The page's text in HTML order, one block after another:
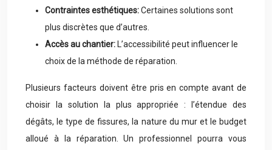
Contraintes esthétiques:Certaines solutions sont
plus discrètes que d’autres.
Accès au chantier: L’accessibilité peut influencer le
choix de la méthode de réparation.
Plusieurs facteurs doivent être pris en compte avant de
choisir la solution la plus appropriée : l’étendue des
dégâts, le type de fissures, la nature du mur et le budget
alloué à la réparation. Un professionnel pourra vous